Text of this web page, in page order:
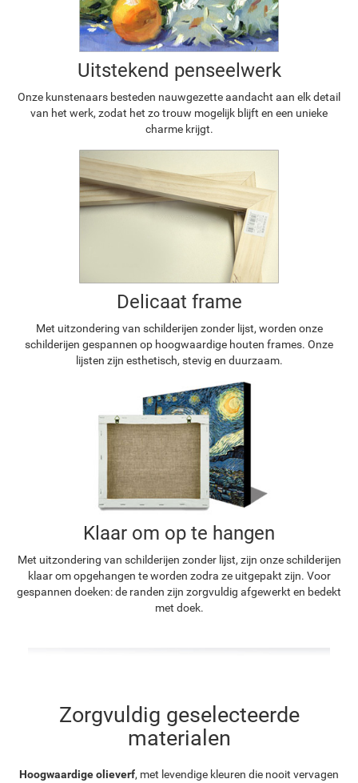
Uitstekend penseelwerk
Onze kunstenaars besteden nauwgezette aandacht aan elk detail
van het werk, zodat het zo trouw mogelijk blijft en een unieke
charme krijgt.
Delicaat frame
Met uitzondering van schilderijen zonder lijst, worden onze
schilderijen gespannen op hoogwaardige houten frames. Onze
lijsten zijn esthetisch, stevig en duurzaam.
Klaar om op te hangen
Met uitzondering van schilderijen zonder lijst, zijn onze schilderijen
klaar om opgehangen te worden zodra ze uitgepakt zijn. Voor
gespannen doeken: de randen zijn zorgvuldig afgewerkt en bedekt
met doek.
Zorgvuldig geselecteerde
materialen
Hoogwaardige olieverf, met levendige kleuren die nooit vervagen